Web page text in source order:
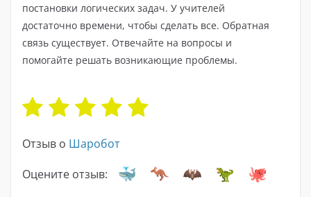
постановки логических задач. У учителей
достаточно времени, чтобы сделать все. Обратная
связь существует. Отвечайте на вопросы и
помогайте решать возникающие проблемы.
Отзыв о Шаробот
Оцените отзыв: